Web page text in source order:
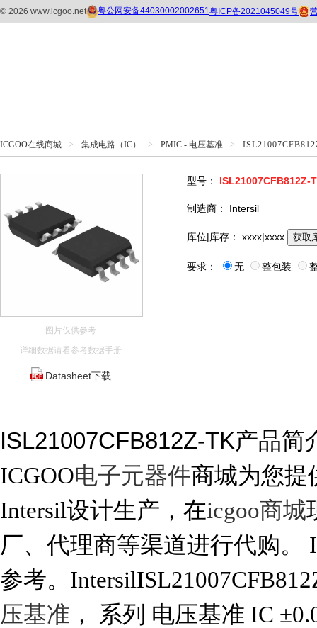
ICGOO在线商城 > 集成电路（IC） > PMIC - 电压基准 >
图片仅供参考
详细数据请看参考数据手册
Datasheet下载
型号： ISL21007CFB812Z-
制造商： Intersil
库位|库存： xxxx|xxxx 获取
要求： 无 整包装
ISL21007CFB812Z-TK产品简
ICGOO电子元器件商城为您提
Intersil设计生产，在icgoo商城
厂、代理商等渠道进行代购。
参考。
压基准 ， 系列 电压基准 IC